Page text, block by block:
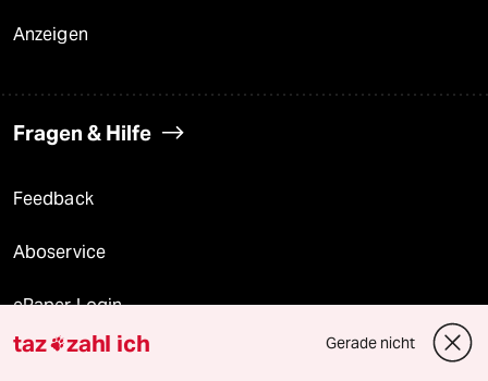
Anzeigen
Fragen & Hilfe
Feedback
Aboservice
ePaper Login
Downloads für Abonnierende
taz zahl ich Gerade nicht